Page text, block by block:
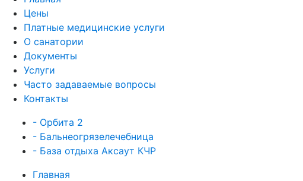
Цены
Платные медицинские услуги
О санатории
Документы
Услуги
Часто задаваемые вопросы
Контакты
- Орбита 2
- Бальнеогрязелечебница
- База отдыха Аксаут КЧР
Главная